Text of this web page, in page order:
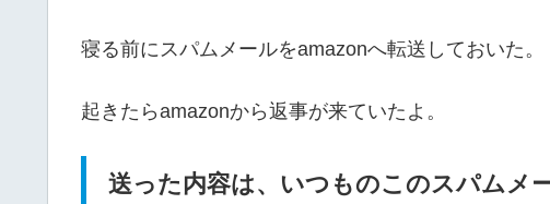
寝る前にスパムメールをamazonへ転送しておいた。
起きたらamazonから返事が来ていたよ。
送った内容は、いつものこのスパムメ